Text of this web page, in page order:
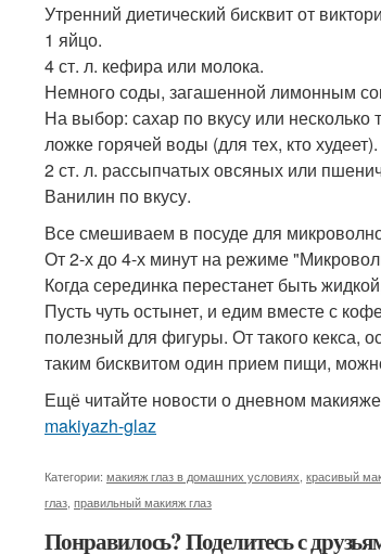
Утренний диетический бисквит от
1 яйцо.
4 ст. л. кефира или молока.
Немного соды, загашенной лимонным
На выбор: сахар по вкусу или несколько
ложке горячей воды (для тех, кто худеет).
2 ст. л. рассыпчатых овсяных или
Ванилин по вкусу.
Все смешиваем в посуде для
От 2-х до 4-х минут на режиме
Когда серединка перестанет быть
Пусть чуть остынет, и едим вместе с
полезный для фигуры. От такого кекса,
таким бисквитом один прием пищи,
Ещё читайте новости о дневном
makiyazh-glaz
Категории: макияж глаз в домашних условиях красивый
глаз правильный макияж глаз
Понравилось? Поделитесь с